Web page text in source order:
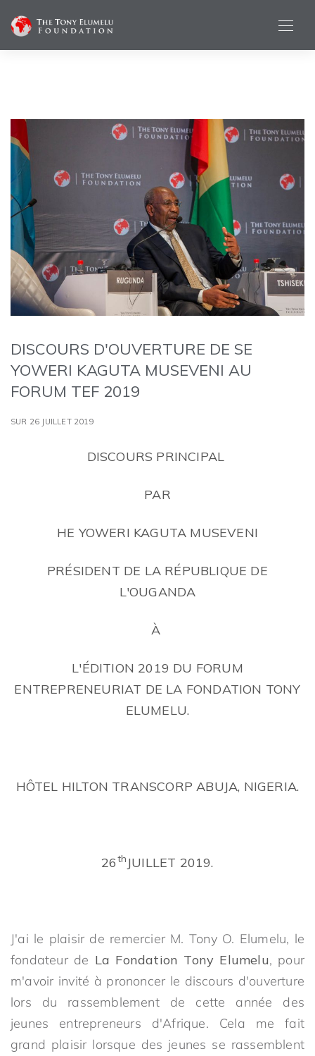
DISCOURS D'OUVERTURE DE SE
YOWERI KAGUTA MUSEVENI AU
FORUM TEF 2019
SUR 26 JUILLET 2019
DISCOURS PRINCIPAL
PAR
HE YOWERI KAGUTA MUSEVENI
PRÉSIDENT DE LA RÉPUBLIQUE DE
L'OUGANDA
À
L'ÉDITION 2019 DU FORUM
ENTREPRENEURIAT DE LA FONDATION TONY
ELUMELU.
HÔTEL HILTON TRANSCORP ABUJA, NIGERIA.
26th JUILLET 2019.
J'ai le plaisir de remercier M. Tony O. Elumelu, le
fondateur de La Fondation Tony Elumelu, pour
m'avoir invité à prononcer le discours d'ouverture
lors du rassemblement de cette année des
jeunes entrepreneurs d'Afrique. Cela me fait
grand plaisir lorsque des jeunes se rassemblent